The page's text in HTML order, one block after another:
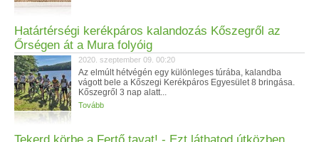
Határtérségi kerékpáros kalandozás Kőszegről az
Őrségen át a Mura folyóig
2020. szeptember 09. 00:20
Az elmúlt hétvégén egy különleges túrába, kalandba
vágott bele a Kőszegi Kerékpáros Egyesület 8 bringása.
Kőszegről 3 nap alatt...
Tovább